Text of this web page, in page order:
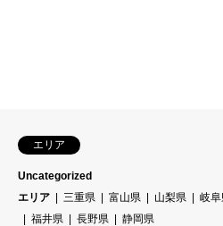
エリア
Uncategorized
エリア
三重県 富山県 山梨県 岐阜
福井県
長野県 静岡県